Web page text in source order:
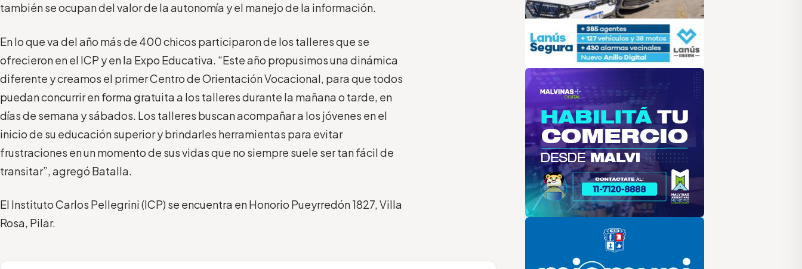
también se ocupan del valor de la autonomía y el manejo de la información.
En lo que va del año más de 400 chicos participaron de los talleres que se
ofrecieron en el ICP y en la Expo Educativa. “Este año propusimos una dinámica
diferente y creamos el primer Centro de Orientación Vocacional, para que todos
puedan concurrir en forma gratuita a los talleres durante la mañana o tarde, en
días de semana y sábados. Los talleres buscan acompañar a los jóvenes en el
inicio de su educación superior y brindarles herramientas para evitar
frustraciones en un momento de sus vidas que no siempre suele ser tan fácil de
transitar”, agregó Batalla.
El Instituto Carlos Pellegrini (ICP) se encuentra en Honorio Pueyrredón 1827, Villa
Rosa, Pilar.
malvinas
Pilar